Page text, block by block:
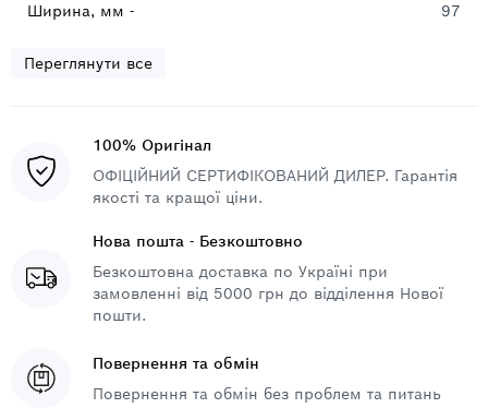
Ширина, мм -
97
Переглянути все
100% Оригінал
ОФІЦІЙНИЙ СЕРТИФІКОВАНИЙ ДИЛЕР. Гарантія
якості та кращої ціни.
Нова пошта - Безкоштовно
Безкоштовна доставка по Україні при
замовленні від 5000 грн до відділення Нової
пошти.
Повернення та обмін
Повернення та обмін без проблем та питань